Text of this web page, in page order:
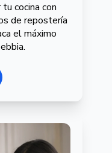
cocina con
de repostería
el máximo